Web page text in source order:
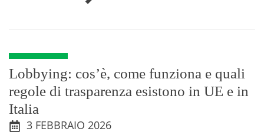
Lobbying: cos’è, come funziona e quali
regole di trasparenza esistono in UE e in
Italia
3 FEBBRAIO 2026